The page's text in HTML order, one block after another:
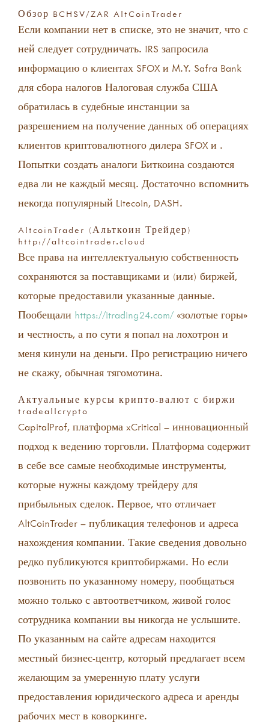
Обзор BCHSV/ZAR AltCoinTrader
Если компании нет в списке, это не значит, что с
ней следует сотрудничать. IRS запросила
информацию о клиентах SFOX и M.Y. Safra Bank
для сбора налогов Налоговая служба США
обратилась в судебные инстанции за
разрешением на получение данных об операциях
клиентов криптовалютного дилера SFOX и .
Попытки создать аналоги Биткоина создаются
едва ли не каждый месяц. Достаточно вспомнить
некогда популярный Litecoin, DASH.
AltcoinTrader (Альткоин Трейдер)
http://altcointrader.cloud
Все права на интеллектуальную собственность
сохраняются за поставщиками и (или) биржей,
которые предоставили указанные данные.
Пообещали https://itrading24.com/ «золотые горы»
и честность, а по сути я попал на лохотрон и
меня кинули на деньги. Про регистрацию ничего
не скажу, обычная тягомотина.
Актуальные курсы крипто-валют с биржи
tradeallcrypto
CapitalProf, платформа xCritical – инновационный
подход к ведению торговли. Платформа содержит
в себе все самые необходимые инструменты,
которые нужны каждому трейдеру для
прибыльных сделок. Первое, что отличает
AltCoinTrader – публикация телефонов и адреса
нахождения компании. Такие сведения довольно
редко публикуются криптобиржами. Но если
позвонить по указанному номеру, пообщаться
можно только с автоответчиком, живой голос
сотрудника компании вы никогда не услышите.
По указанным на сайте адресам находится
местный бизнес-центр, который предлагает всем
желающим за умеренную плату услуги
предоставления юридического адреса и аренды
рабочих мест в коворкинге.